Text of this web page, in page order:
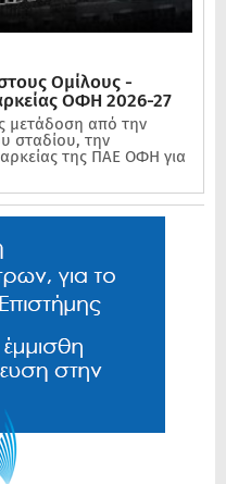
Ομίλους -
ΟΦΗ 2026-27
μετάδοση από την
σταδίου, την
της ΠΑΕ ΟΦΗ για